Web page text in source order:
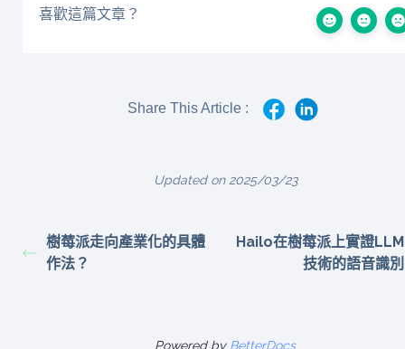
喜歡這篇文章？
Share This Article :
Updated on 2025/03/23
樹莓派走向產業化的具體
作法？
Hailo在樹莓派上實證LLM
技術的語音識別
Powered by BetterDocs